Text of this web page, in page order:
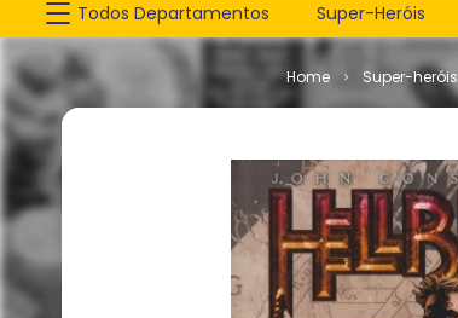
Todos Departamentos Super-Heróis
Super-heróis